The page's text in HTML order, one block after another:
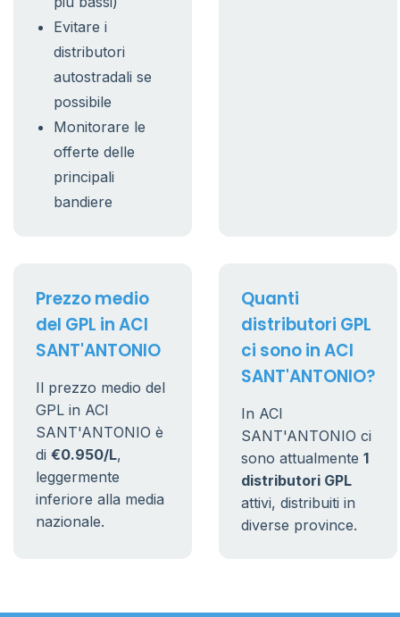
Evitare i
distributori
autostradali se
possibile
Monitorare le
offerte delle
principali
bandiere
Prezzo medio
del GPL in ACI
SANT'ANTONIO
Il prezzo medio del
GPL in ACI
SANT'ANTONIO è
di €0.950/L,
leggermente
inferiore alla media
nazionale.
Quanti
distributori GPL
ci sono in ACI
SANT'ANTONIO?
In ACI
SANT'ANTONIO ci
sono attualmente 1
distributori GPL
attivi, distribuiti in
diverse province.